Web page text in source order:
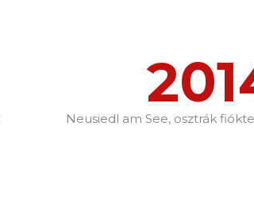
Neusiedl am See, osztrák